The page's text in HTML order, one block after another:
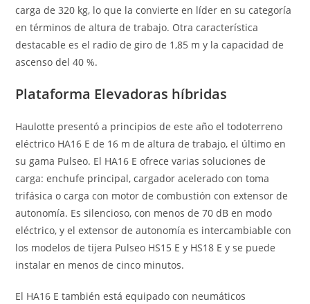
carga de 320 kg, lo que la convierte en líder en su categoría
en términos de altura de trabajo. Otra característica
destacable es el radio de giro de 1,85 m y la capacidad de
ascenso del 40 %.
Plataforma Elevadoras híbridas
Haulotte presentó a principios de este año el todoterreno
eléctrico HA16 E de 16 m de altura de trabajo, el último en
su gama Pulseo. El HA16 E ofrece varias soluciones de
carga: enchufe principal, cargador acelerado con toma
trifásica o carga con motor de combustión con extensor de
autonomía. Es silencioso, con menos de 70 dB en modo
eléctrico, y el extensor de autonomía es intercambiable con
los modelos de tijera Pulseo HS15 E y HS18 E y se puede
instalar en menos de cinco minutos.
El HA16 E también está equipado con neumáticos